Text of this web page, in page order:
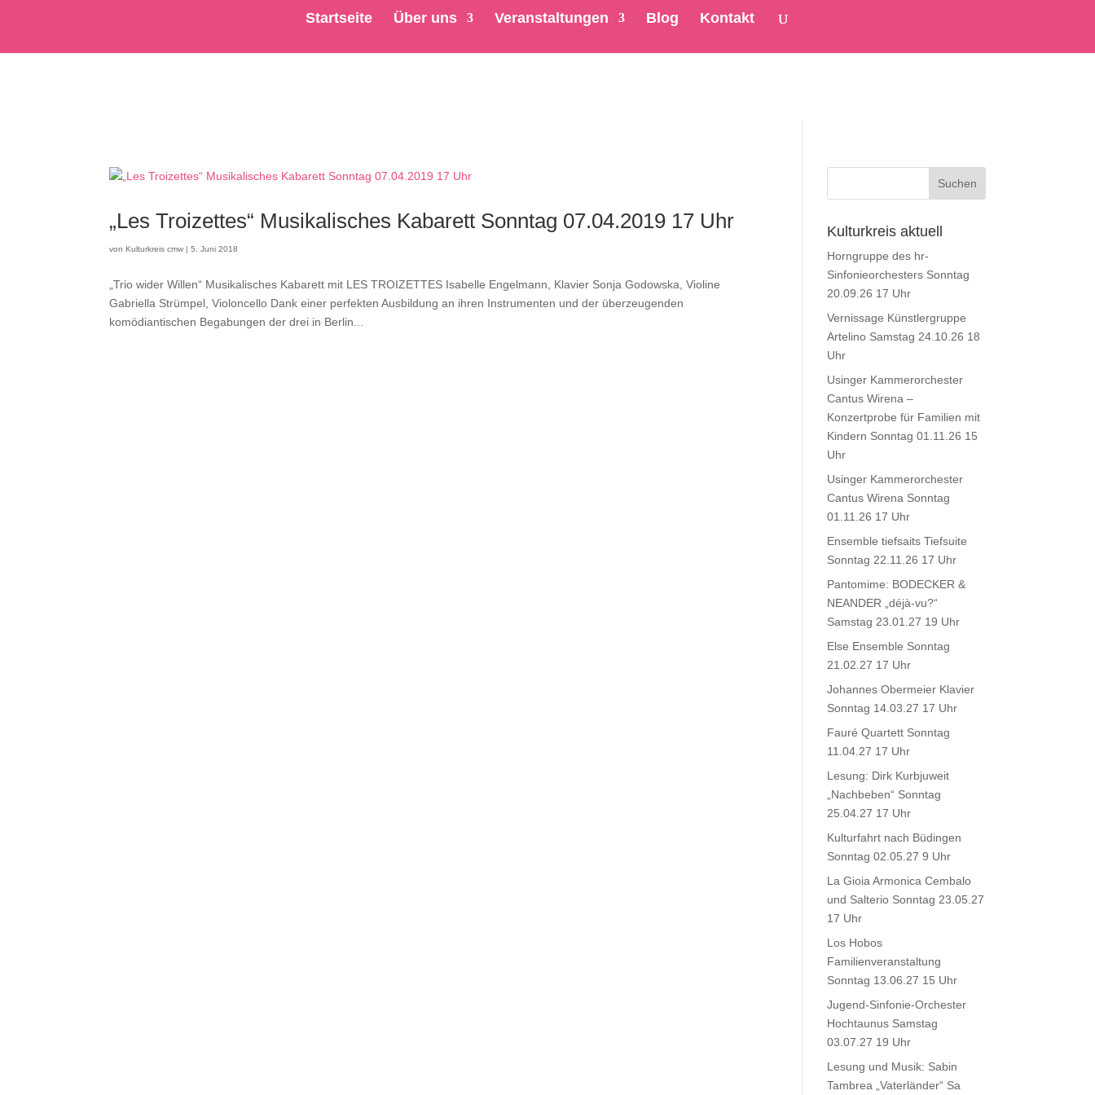
Startseite Über uns Veranstaltungen Blog Kontakt
„Les Troizettes“ Musikalisches Kabarett Sonntag 07.04.2019 17 Uhr
vonKulturkreis cmw |5. Juni 2018
„Trio wider Willen“ Musikalisches Kabarett mit LES TROIZETTES Isabelle Engelmann, Klavier Sonja Godowska, Violine
Gabriella Strümpel, Violoncello Dank einer perfekten Ausbildung an ihren Instrumenten und der überzeugenden
komödiantischen Begabungen der drei in Berlin...
Kulturkreis aktuell
Horngruppe des hr-
Sinfonieorchesters Sonntag
20.09.26 17 Uhr
Vernissage Künstlergruppe
Artelino Samstag 24.10.26 18
Uhr
Usinger Kammerorchester
Cantus Wirena –
Konzertprobe für Familien mit
Kindern Sonntag 01.11.26 15
Uhr
Usinger Kammerorchester
Cantus Wirena Sonntag
01.11.26 17 Uhr
Ensemble tiefsaits Tiefsuite
Sonntag 22.11.26 17 Uhr
Pantomime: BODECKER &
NEANDER „déjà-vu?“
Samstag 23.01.27 19 Uhr
Else Ensemble Sonntag
21.02.27 17 Uhr
Johannes Obermeier Klavier
Sonntag 14.03.27 17 Uhr
Fauré Quartett Sonntag
11.04.27 17 Uhr
Lesung: Dirk Kurbjuweit
„Nachbeben“ Sonntag
25.04.27 17 Uhr
Kulturfahrt nach Büdingen
Sonntag 02.05.27 9 Uhr
La Gioia Armonica Cembalo
und Salterio Sonntag 23.05.27
17 Uhr
Los Hobos
Familienveranstaltung
Sonntag 13.06.27 15 Uhr
Jugend-Sinfonie-Orchester
Hochtaunus Samstag
03.07.27 19 Uhr
Lesung und Musik: Sabin
Tambrea „Vaterländer“ Sa